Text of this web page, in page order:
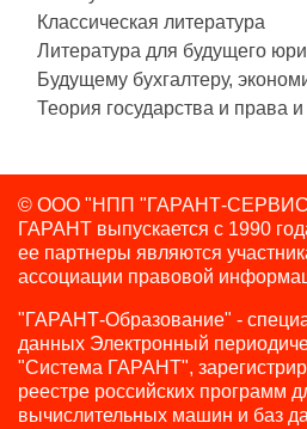
Классическая литература
Литература для будущего
Будущему бухгалтеру,
Теория государства и права
© ООО "НПП "ГАРАНТ-
ГАРАНТ выпускается с 1990
ее партнеры являются
ассоциации правовой
"ГАРАНТ-Образование" -
данных Электронный
"Система ГАРАНТ",
реестре российских программ
вычислительных машин и баз